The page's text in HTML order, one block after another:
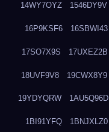
14WY7OYZ 1546DY9V
16P9KSF6 16SBWI43
17SO7X9S 17UXEZ2B
18UVF9V8 19CWX8Y9
19YDYQRW 1AU5Q96D
1BI91YFQ 1BNJXLZ0